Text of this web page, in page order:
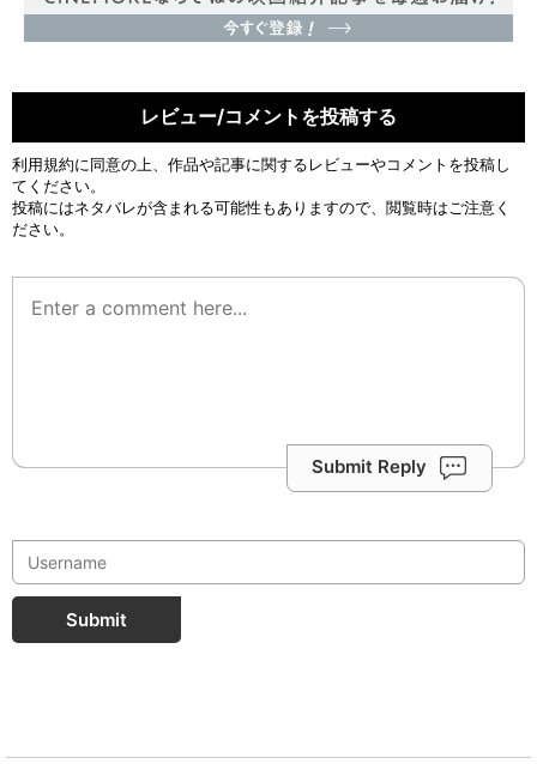
レビュー/コメントを投稿する
利用規約に同意の上、作品や記事に関するレビューやコメントを投稿し
てください。
投稿にはネタバレが含まれる可能性もありますので、閲覧時はご注意く
ださい。
Submit Reply
Submit